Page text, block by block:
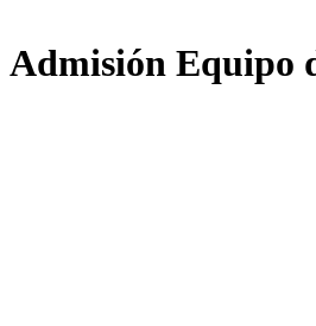
Admisión Equipo